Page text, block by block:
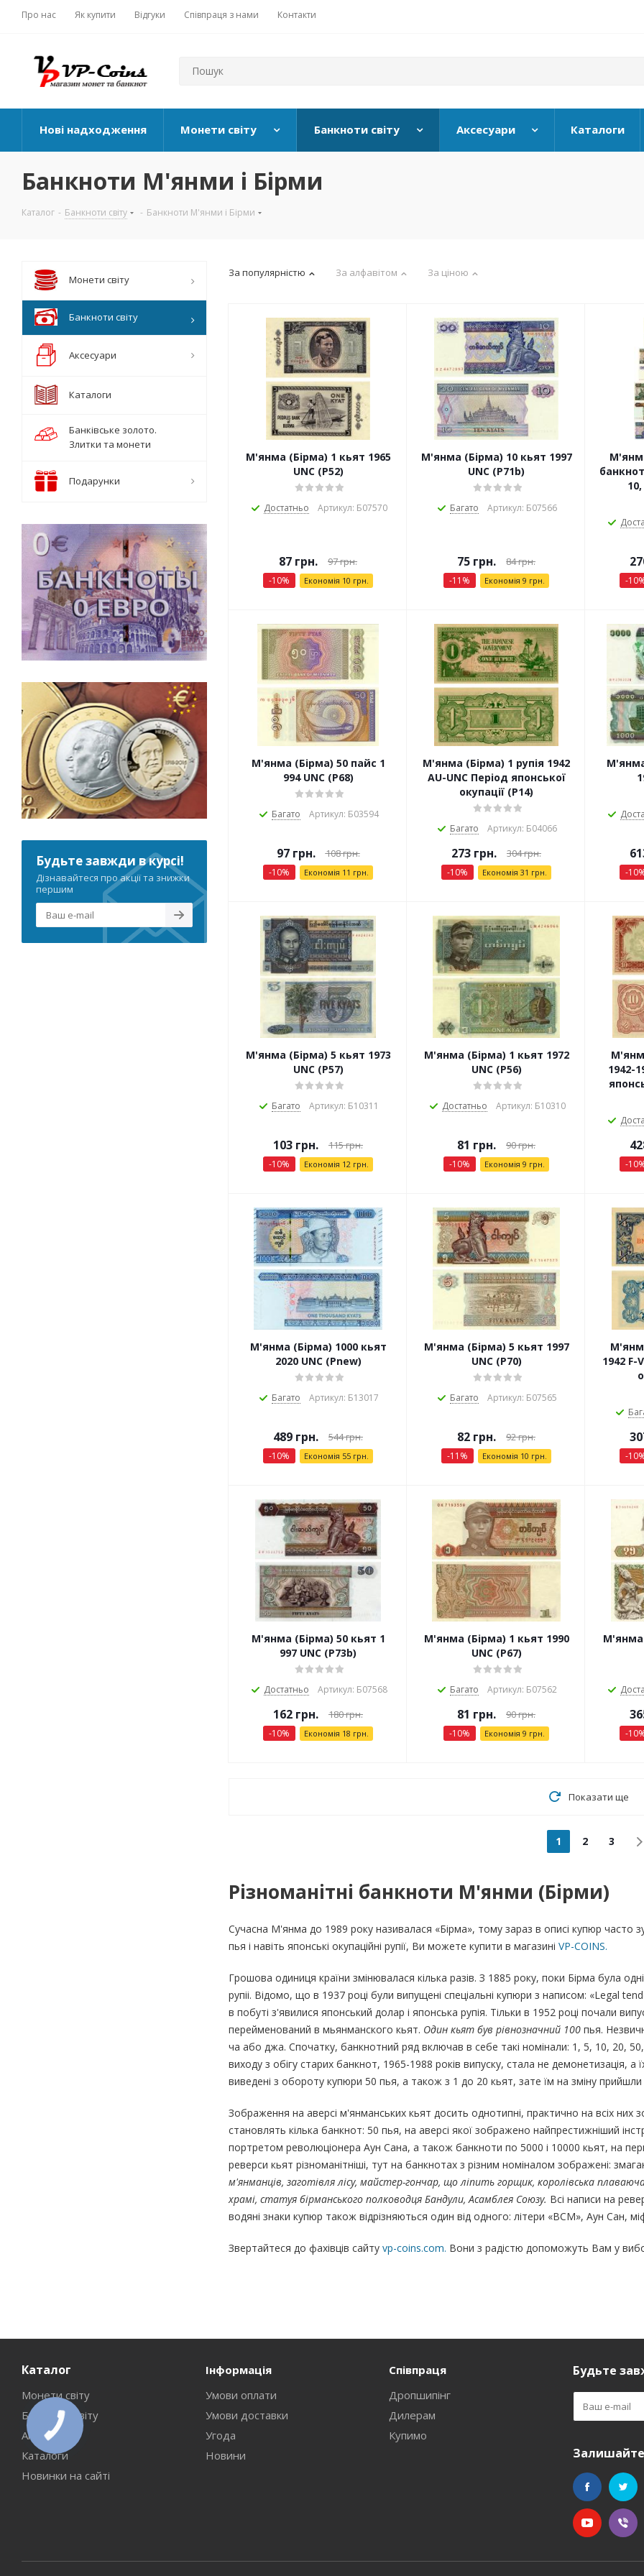
Про нас Як купити Відгуки Співпраця з нами Контакти
Нові надходження Монети світу Банкноти світу Аксесуари Каталоги
Банкноти М'янми і Бірми
Каталог - Банкноти світу - Банкноти М'янми і Бірми
За популярністю За алфавітом За ціною
М'янма (Бірма) 1 кьят 1965
UNC (P52)
Достатньо Артикул: Б07570
87 грн. 97грн.
-10% Економія 10 грн.
М'янма (Бірма) 10 кьят 1997
UNC (P71b)
Багато Артикул: Б07566
75 грн. 84грн.
-11 % Економія 9 грн. -10
М'янма (Бірма) 50 пайс 1
994 UNC (P68)
Багато Артикул: Б03594
97грн. 108грн.
-10% Економія 11 грн.
М'янма (Бірма) 1 рупія 1942
AU-UNC Період японської
окупації (P14)
Багато Артикул: Б04066
273 грн. 304грн.
-10% Економія 31 грн. -10
М'янма (Бірма) 5 кьят 1973
UNC (P57)
Багато Артикул: Б10311
103 грн. 115грн.
-10% Економія 12грн.
М'янма (Бірма) 1 кьят 1972
UNC (P56)
Достатньо Артикул: Б10310
81 грн. 90грн.
-10% Економія 9 грн.
1942-
-10
М'янма (Бірма) 1000 кьят
2020 UNC (Pnew)
Багато Артикул: Б13017
489 грн. 544грн.
-10% Економія 55грн.
М'янма (Бірма) 5 кьят 1997
UNC (P70)
Багато Артикул: Б07565
82 грн. 92грн.
-11 % Економія 10 грн.
1942 F-
-10
М'янма (Бірма) 50 кьят 1
997 UNC (P73b)
Достатньо Артикул: Б07568
162 грн. 180грн.
-10% Економія 18 грн.
М'янма (Бірма) 1 кьят 1990
UNC (P67)
Багато Артикул: Б07562
81 грн. 90грн.
-10% Економія 9 грн.
М'янма
-10
Показати ще
1 2 3
Різноманітні банкноти М'янми (Бірми)
Сучасна М'янма до 1989 року називалася «Бірма», тому зараз в описі купюр часто
пья і навіть японські окупаційні рупії, Ви можете купити в магазині VP-COINS.
Грошова одиниця країни змінювалася кілька разів. З 1885 року, поки Бірма була
рупіі. Відомо, що в 1937 році були випущені спеціальні купюри з написом: «Legal
в побуті з'явилися японський долар і японська рупія. Тільки в 1952 році почали
перейменований в мьянманского кьят. Один кьят був рівнозначний 100 пья.
ча або джа. Спочатку, банкнотний ряд включав в себе такі номінали: 1, 5, 10, 20,
виходу з обігу старих банкнот, 1965-1988 років випуску, стала не демонетизація,
виведені з обороту купюри 50 пья, а також з 1 до 20 кьят, зате їм на зміну
Зображення на аверсі м'янманських кьят досить однотипні, практично на всіх них
становлять кілька банкнот: 50 пья, на аверсі якої зображено найпрестижніший
портретом революціонера Аун Сана, а також банкноти по 5000 і 10000 кьят, на
реверси кьят різноманітніші, тут на банкнотах з різним номіналом зображені:
м'янманців, заготівля лісу, майстер-гончар, що ліпить горщик, королівська
храмі, статуя бірманського полководця Бандули, Асамблея Союзу. Всі написи на
водяні знаки купюр також відрізняються один від одного: літери «ВСМ», Аун Сан,
Звертайтеся до фахівців сайту vp-coins.com. Вони з радістю допоможуть Вам у
Монети світу
Банкноти світу
Аксесуари
Каталоги
Банківське золото.
Злитки та монети
Подарунки
Будьте завжди в курсі!
Дізнавайтеся про акції та знижки
першим
Каталог
Монети світу
Банкноти світу
Аксесуари
Каталоги
Новинки на сайті
Інформація
Умови оплати
Умови доставки
Угода
Новини
Співпраця
Дропшипінг
Дилерам
Купимо
Будьте